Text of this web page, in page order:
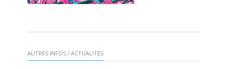
AUTRES INFOS / ACTUALITÉS